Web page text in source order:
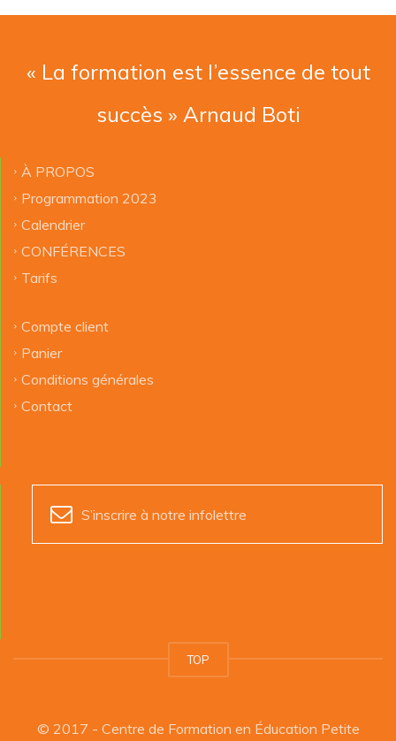
« La formation est l’essence de tout
succès » Arnaud Boti
À PROPOS
Programmation 2023
Calendrier
CONFÉRENCES
Tarifs
Compte client
Panier
Conditions générales
Contact
S’inscrire à notre infolettre
TOP
© 2017 - Centre de Formation en Éducation Petite